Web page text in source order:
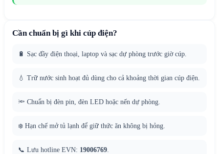
Cần chuẩn bị gì khi cúp điện?
🔋 Sạc đầy điện thoại, laptop và sạc dự phòng trước giờ cúp.
💧 Trữ nước sinh hoạt đủ dùng cho cả khoảng thời gian cúp điện.
🔦 Chuẩn bị đèn pin, đèn LED hoặc nến dự phòng.
❄️ Hạn chế mở tủ lạnh để giữ thức ăn không bị hỏng.
📞 Lưu hotline EVN: 19006769